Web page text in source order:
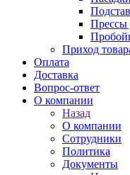
Прессы
Приход
Оплата
Доставка
Вопрос-ответ
О компании
Назад
О компании
Сотрудники
Политика
Документы